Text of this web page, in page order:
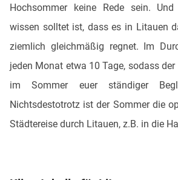
Hochsommer keine Rede sein.
wissen solltet ist, dass es in Litauen
ziemlich gleichmäßig regnet. Im
jeden Monat etwa 10 Tage, sodass
im Sommer euer ständiger
Nichtsdestotrotz ist der Sommer die
Städtereise durch Litauen, z.B. in die